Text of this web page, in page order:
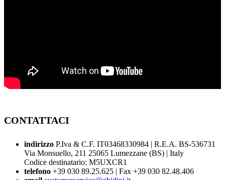
CONTATTACI
indirizzo P.Iva & C.F. IT03468330984 | R.E.A. BS-536731
Via Monsuello, 211 25065 Lumezzane (BS) | Italy
Codice destinatario: M5UXCR1
telefono +39 030 89.25.625 | Fax +39 030 82.48.406